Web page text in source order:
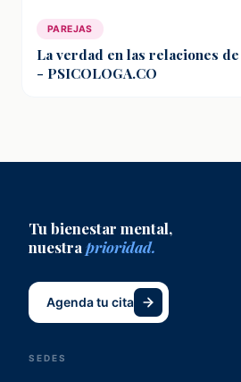
PAREJAS
La verdad en las relaciones
- PSICOLOGA.CO
Tu bienestar mental,
nuestra prioridad.
Agenda tu cita
SEDES